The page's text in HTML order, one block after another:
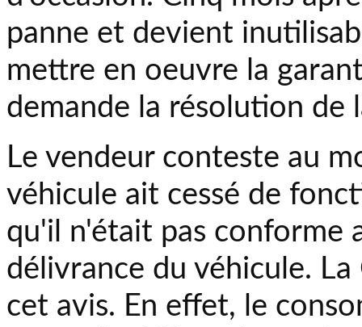
panne et devient
mettre en oeuvre la
demande la résolution de
Le vendeur conteste au
véhicule ait cessé de
qu'il n'était pas conforme
délivrance du véhicule.
cet avis. En effet, le